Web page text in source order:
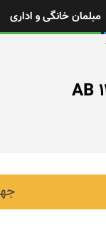
مبلمان خانگی و اداری